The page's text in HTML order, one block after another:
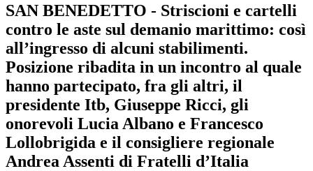
SAN BENEDETTO - Striscioni e cartelli
contro le aste sul demanio marittimo: così
all’ingresso di alcuni stabilimenti.
Posizione ribadita in un incontro al quale
hanno partecipato, fra gli altri, il
presidente Itb, Giuseppe Ricci, gli
onorevoli Lucia Albano e Francesco
Lollobrigida e il consigliere regionale
Andrea Assenti di Fratelli d’Italia